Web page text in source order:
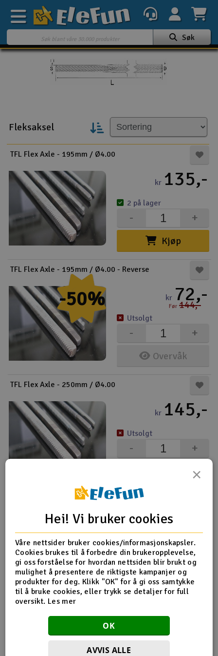
Ukens tilbud
Outlet
Bilbane
Biler
Droner for FPV
Fly
Helikopter
Kamerautstyr
Modellbygging, LEGO & byggesett
Modelljernbane
Motor & tilbehør
Outlet
Smarthjem, lek & hobby
Solenergi
Sparkesykler & elkjøretøy
Verktøy, utstyr & tilbehør
Søk
Fleksaksel
TFL Flex Axle - 195mm / Ø4.00
kr 135,-
Kjøp
+
-
2 på lager
-50%
TFL Flex Axle - 195mm / Ø4.00 - Reverse
kr 72,-
Før 144,-
Overvåk
+
-
Utsolgt
TFL Flex Axle - 250mm / Ø4.00
kr 145,-
+
-
Utsolgt
TFL Flex Axle - 260mm / Ø4.76
129,-
Kjøp
+
-
1 på lager
-10%
TFL Flex Axle - 300mm / Ø4.00
133,-
×
Hei! Vi bruker cookies
Våre nettsider bruker cookies/informasjonskapsler.
Cookies brukes til å forbedre din brukeropplevelse,
gi oss forståelse for hvordan nettsiden blir brukt og
mulighet å presentere de riktigste kampanjer og
produkter for deg. Klikk "OK" for å gi oss samtykke
til å bruke cookies, eller trykk se detaljer for full
oversikt. Les mer
OK
AVVIS ALLE